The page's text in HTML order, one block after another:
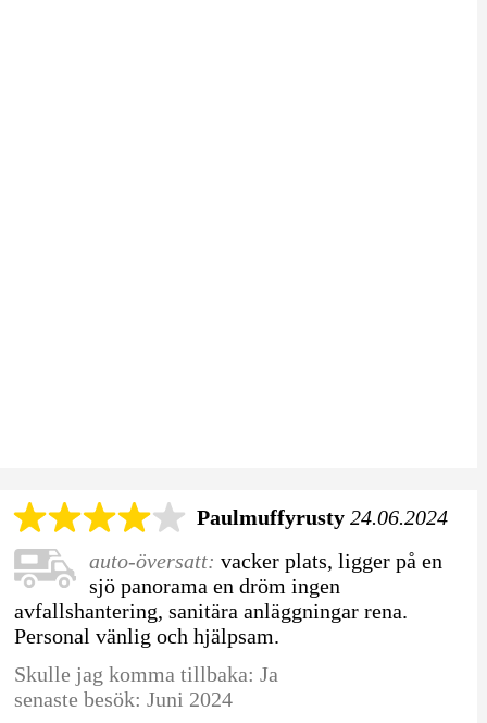
Paulmuffyrusty 24.06.2024
auto-översatt: vacker plats, ligger på en
sjö panorama en dröm ingen
avfallshantering, sanitära anläggningar rena.
Personal vänlig och hjälpsam.
Skulle jag komma tillbaka: Ja
senaste besök: Juni 2024